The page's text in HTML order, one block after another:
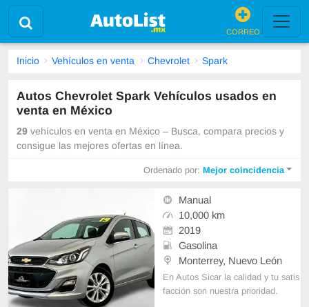
CORREO
Inicio Vehículos en venta Chevrolet Spark
Autos Chevrolet Spark Vehículos usados en
venta en México
29 vehículos en venta en México – Busca, compara precios y
consigue las mejores ofertas en línea.
Ordenado por:Mejor coincidencia
Manual
10,000 km
2019
Gasolina
Monterrey, Nuevo León
En Autos Sicar la calidad y tu satis
facción son nuestra prioridad.